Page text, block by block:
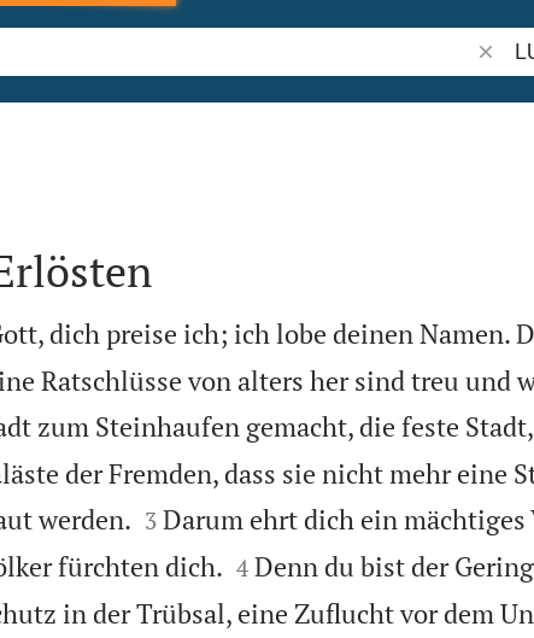
dich preise ich; ich lobe deinen Namen.
Ratschlüsse von alters her sind treu und
zum Steinhaufen gemacht, die feste
der Fremden, dass sie nicht mehr eine
werden.
3 Darum ehrt dich ein mächtiges
fürchten dich.
4 Denn du bist der
in der Trübsal, eine Zuflucht vor dem